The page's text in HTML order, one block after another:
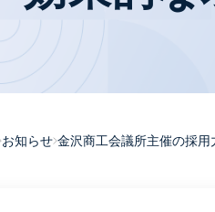
お知らせ 金沢商工会議所主催の採用